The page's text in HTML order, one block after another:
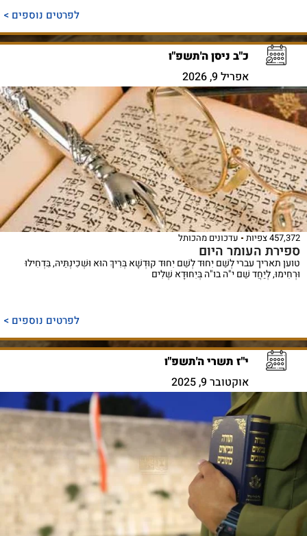
לפרטים נוספים >
כ"ב ניסן ה'תשפ"ו
אפריל 9, 2026
457,372 צפיות עדכונים מהכותל
ספירת העומר היום
טוען תאריך עברי לְשֵׁם יִחוּד לְשֵׁם יִחוּד קוּדְשָׁא בְּרִיךְ הוּא וּשְׁכִינְתֵּיהּ, בִּדְחִילוּ
וּרְחִימוּ, לְיַחֲד שֵׁם י"ה בו"ה בְּיִחוּדָא שְׁלִים
לפרטים נוספים >
י"ז תשרי ה'תשפ"ו
אוקטובר 9, 2025